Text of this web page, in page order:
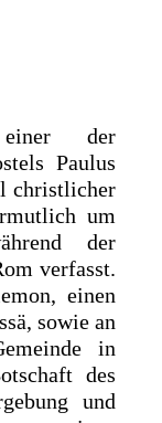
der
Paulus
christlicher
um
der
verfasst.
einen
sowie an
in
des
und